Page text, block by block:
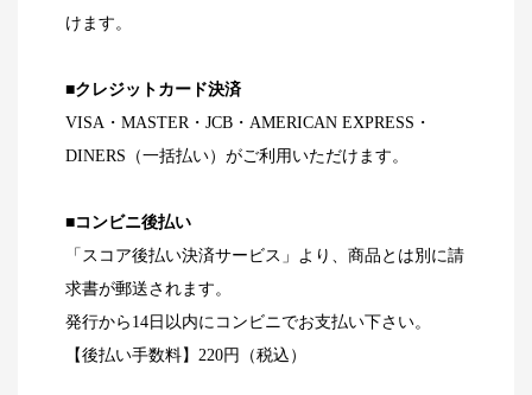
けます。
■クレジットカード決済
VISA・MASTER・JCB・AMERICAN EXPRESS・
DINERS（一括払い）がご利用いただけます。
■コンビニ後払い
「スコア後払い決済サービス」より、商品とは別に請
求書が郵送されます。
発行から14日以内にコンビニでお支払い下さい。
【後払い手数料】220円（税込）